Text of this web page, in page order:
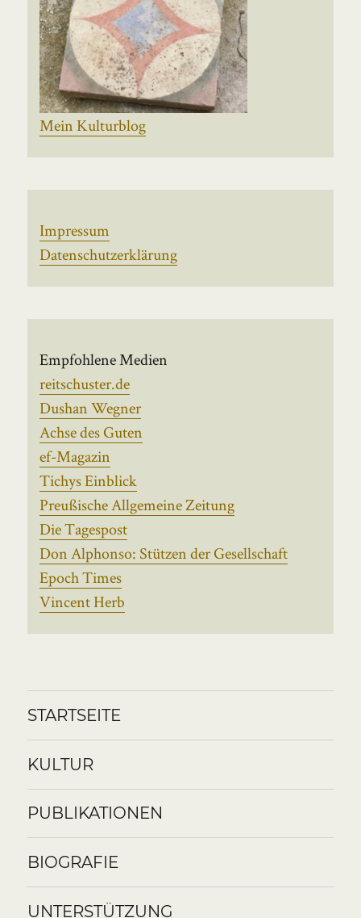
Mein Kulturblog
Impressum
Datenschutzerklärung
Empfohlene Medien
reitschuster.de
Dushan Wegner
Achse des Guten
ef-Magazin
Tichys Einblick
Preußische Allgemeine Zeitung
Die Tagespost
Don Alphonso: Stützen der Gesellschaft
Epoch Times
Vincent Herb
STARTSEITE
KULTUR
PUBLIKATIONEN
BIOGRAFIE
UNTERSTÜTZUNG